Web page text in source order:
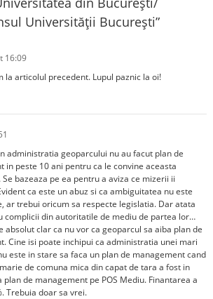
Universității București”
16:09
la articolul precedent. Lupul paznic la oi!
administratia geoparcului nu au facut plan de
in peste 10 ani pentru ca le convine aceasta
bazeaza pe ea pentru a aviza ce mizerii ii
ca este un abuz si ca ambiguitatea nu este
ar trebui oricum sa respecte legislatia. Dar atata
complicii din autoritatile de mediu de partea lor…
absolut clar ca nu vor ca geoparcul sa aiba plan de
Cine isi poate inchipui ca administratia unei mari
este in stare sa faca un plan de management cand
de comuna mica din capat de tara a fost in
plan de management pe POS Mediu. Finantarea a
Trebuia doar sa vrei.